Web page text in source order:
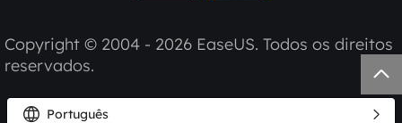
Copyright © 2004 - 2026 EaseUS. Todos os direitos
reservados.
 Português 
